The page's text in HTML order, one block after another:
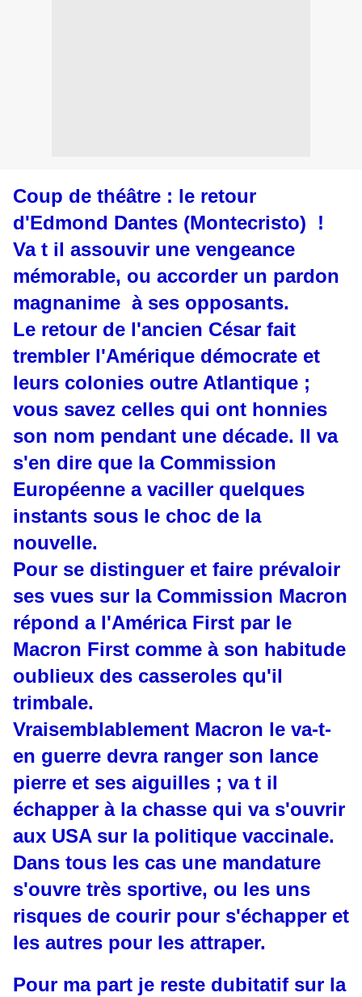
Coup de théâtre : le retour
d'Edmond Dantes (Montecristo) !
Va t il assouvir une vengeance
mémorable, ou accorder un pardon
magnanime à ses opposants.
Le retour de l'ancien César fait
trembler l'Amérique démocrate et
leurs colonies outre Atlantique ;
vous savez celles qui ont honnies
son nom pendant une décade. Il va
s'en dire que la Commission
Européenne a vaciller quelques
instants sous le choc de la
nouvelle.
Pour se distinguer et faire prévaloir
ses vues sur la Commission Macron
répond a l'América First par le
Macron First comme à son habitude
oublieux des casseroles qu'il
trimbale.
Vraisemblablement Macron le va-t-
en guerre devra ranger son lance
pierre et ses aiguilles ; va t il
échapper à la chasse qui va s'ouvrir
aux USA sur la politique vaccinale.
Dans tous les cas une mandature
s'ouvre très sportive, ou les uns
risques de courir pour s'échapper et
les autres pour les attraper.
Pour ma part je reste dubitatif sur la